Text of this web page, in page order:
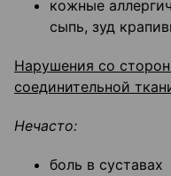
кожные
сыпь, зуд
Нарушения со
соединительной
Нечасто:
боль в суставах